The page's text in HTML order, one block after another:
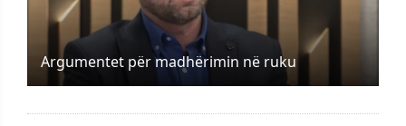
Argumentet për madhërimin në ruku